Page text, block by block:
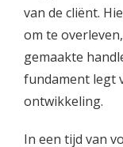
van de cliënt.
om te
gemaakte
fundament legt
ontwikkeling.
In een tijd van